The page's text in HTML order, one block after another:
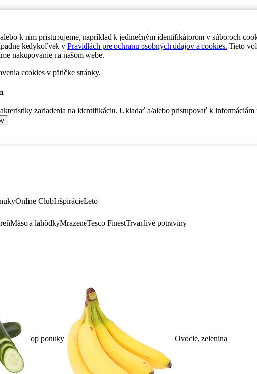
k nim pristupujeme, napríklad k jedinečným identifikátorom v súboroch
kedykoľvek v Pravidlách pre ochranu osobných údajov a cookies. Tieto
nakupovanie na našom webe.
cookies v pätičke stránky.
zariadenia na identifikáciu. Ukladať a/alebo pristupovať k informáciám
Online ClubInšpirácieLeto
Mäso a lahôdkyMrazenéTesco FinestTrvanlivé potraviny
Top ponuky Ovocie, zelenina